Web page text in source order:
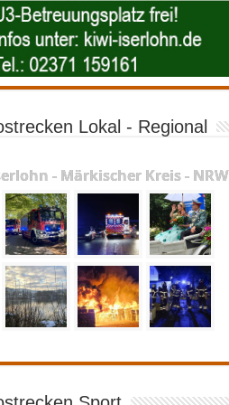
Lokal - Regional
- Märkischer Kreis - NRW